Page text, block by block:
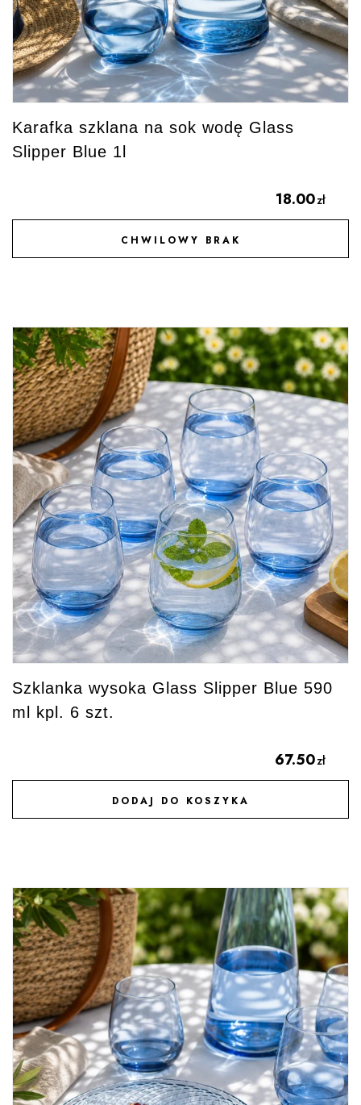
Karafka szklana na sok wodę Glass
Slipper Blue 1l
18.00zł
CHWILOWY BRAK
DODAJ DO ULUBIONYCH
Szklanka wysoka Glass Slipper Blue 590
ml kpl. 6 szt.
67.50zł
DODAJ DO KOSZYKA
DODAJ DO ULUBIONYCH